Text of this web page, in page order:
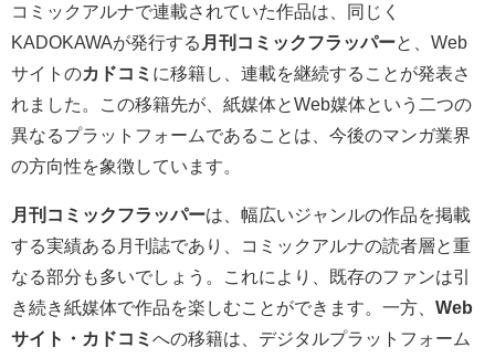
コミックアルナで連載されていた作品は、同じく
KADOKAWAが発行する 月刊コミックフラッパーと、Web
サイトのカドコミ に移籍し、連載を継続することが発表さ
れました。この移籍先が、紙媒体とWeb媒体という二つの
異なるプラットフォームであることは、今後のマンガ業界
の方向性を象徴しています。
月刊コミックフラッパーは、幅広いジャンルの作品を掲載
する実績ある月刊誌であり、コミックアルナの読者層と重
なる部分も多いでしょう。これにより、既存のファンは引
き続き紙媒体で作品を楽しむことができます。一方、 Web
サイト・カドコミ への移籍は、デジタルプラットフォーム